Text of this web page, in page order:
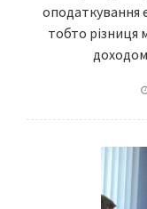
оподаткування
тобто різниця